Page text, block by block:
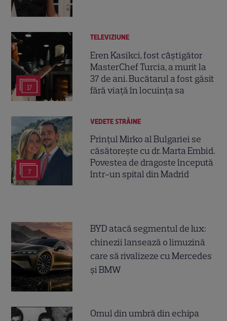
17
TELEVIZIUNE
Eren Kasikci, fost câștigător
MasterChef Turcia, a murit la
37 de ani. Bucătarul a fost găsit
fără viață în locuința sa
7
VEDETE STRĂINE
Prințul Mirko al Bulgariei se
căsătorește cu dr. Marta Embid.
Povestea de dragoste începută
într-un spital din Madrid
BYD atacă segmentul de lux:
chinezii lansează o limuzină
care să rivalizeze cu Mercedes
și BMW
Omul din umbră din echipa